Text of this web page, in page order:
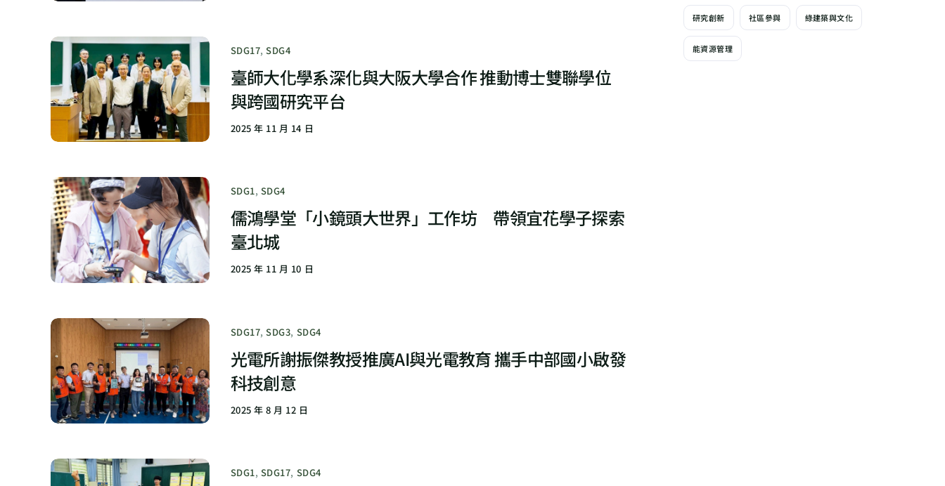
SDG17,SDG4
臺師大化學系深化與大阪大學合作 推動博士雙聯學位
與跨國研究平台
2025 年 11 月 14 日
SDG1, SDG4
儒鴻學堂「小鏡頭大世界」工作坊 帶領宜花學子探索
臺北城
2025 年 11 月 10 日
SDG17,SDG3, SDG4
光電所謝振傑教授推廣AI與光電教育 攜手中部國小啟發
科技創意
2025 年 8 月 12 日
SDG1, SDG17, SDG4
研究創新 社區參與 綠建築與文化
能資源管理